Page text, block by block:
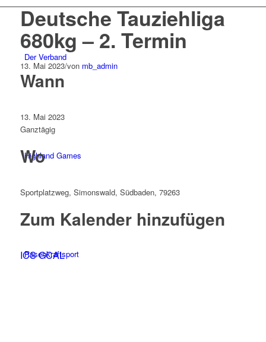
Der Verband
Highland Games
Rasenkraftsport
Deutsche Tauziehliga
680kg – 2. Termin
13. Mai 2023/von mb_admin
Wann
13. Mai 2023
Ganztägig
Wo
Sportplatzweg, Simonswald, Südbaden, 79263
Zum Kalender hinzufügen
ICSGCAL